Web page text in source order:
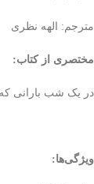
مترجم: الهه نظری
مختصری از کتاب:
در یک شب بارانی
ویژگی‌ها: